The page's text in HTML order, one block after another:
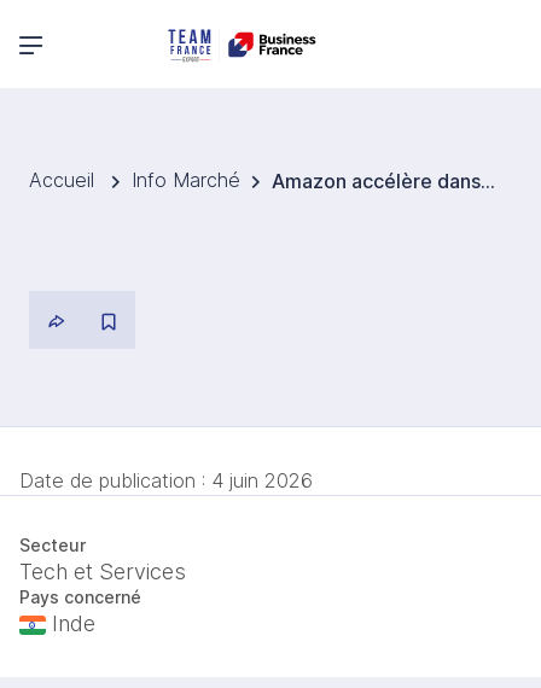
Menu principal
Accueil Info Marché Amazon accélère dans le quick commerce avec un investissement de 300 M$ en Inde
Date de publication : 4 juin 2026
Secteur
Tech et Services
Pays concerné
Inde